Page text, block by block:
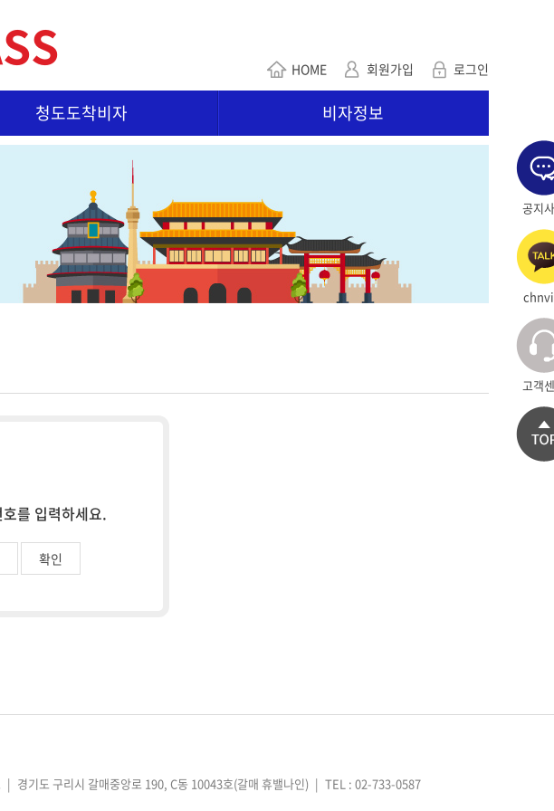
HOME 회원가입 로그인
청도도착비자 비자정보
를 입력하세요.
공지
고객
| 경기도 구리시 갈매중앙로 190, C동 10043호(갈매 휴밸나인) | TEL : 02-733-0587